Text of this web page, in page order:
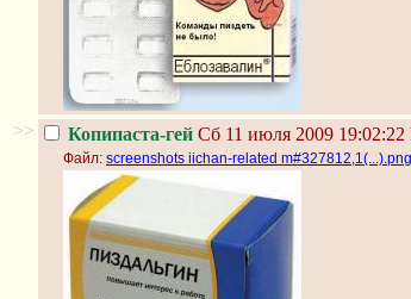
>> Копипаста-гей Сб 11 июля 2009 19:02:22
Файл: screenshots iichan-related m#327812,1(...).png